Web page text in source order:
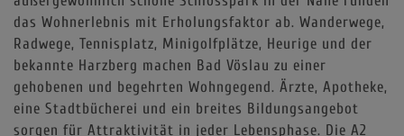
das Wohnerlebnis mit Erholungsfaktor ab. Wanderwege,
Radwege, Tennisplatz, Minigolfplätze, Heurige und der
bekannte Harzberg machen Bad Vöslau zu einer
gehobenen und begehrten Wohngegend. Ärzte, Apotheke,
eine Stadtbücherei und ein breites Bildungsangebot
sorgen für Attraktivität in jeder Lebensphase. Die A2